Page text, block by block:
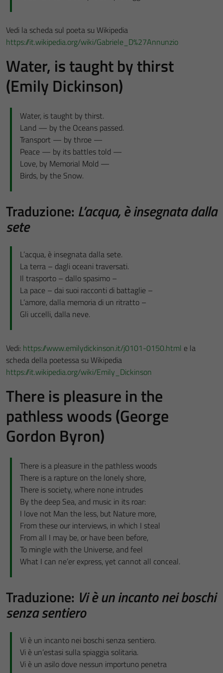
Vedi la scheda sul poeta su Wikipedia
https://it.wikipedia.org/wiki/Gabriele_D%27Annunzio
Water, is taught by thirst
(Emily Dickinson)
Water, is taught by thirst.
Land — by the Oceans passed.
Transport — by throe —
Peace — by its battles told —
Love, by Memorial Mold —
Birds, by the Snow.
Traduzione: L’acqua, è insegnata dalla
sete
L’acqua, è insegnata dalla sete.
La terra – dagli oceani traversati.
Il trasporto – dallo spasimo –
La pace – dai suoi racconti di battaglie –
L’amore, dalla memoria di un ritratto –
Gli uccelli, dalla neve.
Vedi: https://www.emilydickinson.it/j0101-0150.html e la
scheda della poetessa su Wikipedia
https://it.wikipedia.org/wiki/Emily_Dickinson
There is pleasure in the
pathless woods (George
Gordon Byron)
There is a pleasure in the pathless woods
There is a rapture on the lonely shore,
There is society, where none intrudes
By the deep Sea, and music in its roar:
I love not Man the less, but Nature more,
From these our interviews, in which I steal
From all I may be, or have been before,
To mingle with the Universe, and feel
What I can ne’er express, yet cannot all conceal.
Traduzione: Vi è un incanto nei boschi
senza sentiero
Vi è un incanto nei boschi senza sentiero.
Vi è un’estasi sulla spiaggia solitaria.
Vi è un asilo dove nessun importuno penetra